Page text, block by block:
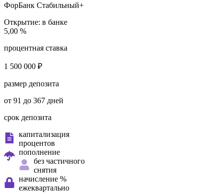
ФорБанк Стабильный+
Открытие: в банке
5,00 %
процентная ставка
1 500 000 ₽
размер депозита
от 91 до 367 дней
срок депозита
капитализация
процентов
пополнение
без частичного
снятия
начисление %
ежеквартально